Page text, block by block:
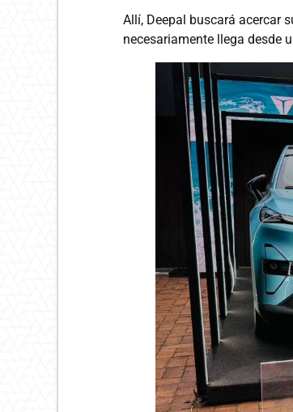
Allí, Deepal buscará acercar
necesariamente llega desde